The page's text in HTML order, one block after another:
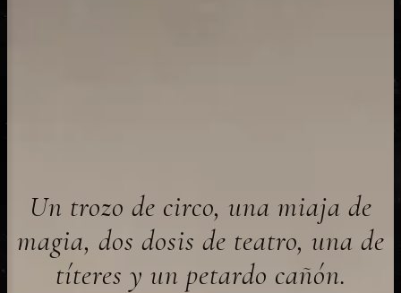
Un trozo de circo, una miaja de
magia, dos dosis de teatro, una de
títeres y un petardo cañón.